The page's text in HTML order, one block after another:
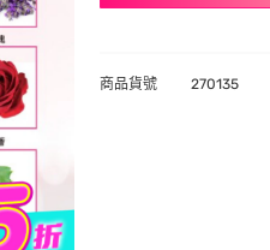
商品貨號 270135